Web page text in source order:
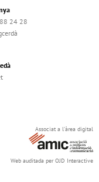
24 28
Associat a l'àrea digital
Web auditada per OJD Interactive